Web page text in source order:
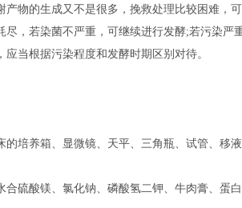
产物的生成又不是很多，挽救处理比较困难，
尽，若染菌不严重，可继续进行发酵;若污染
当根据污染程度和发酵时期区别对待。
的培养箱、显微镜、天平、三角瓶、试管、移
硫酸镁、氯化钠、磷酸氢二钾、牛肉膏、蛋